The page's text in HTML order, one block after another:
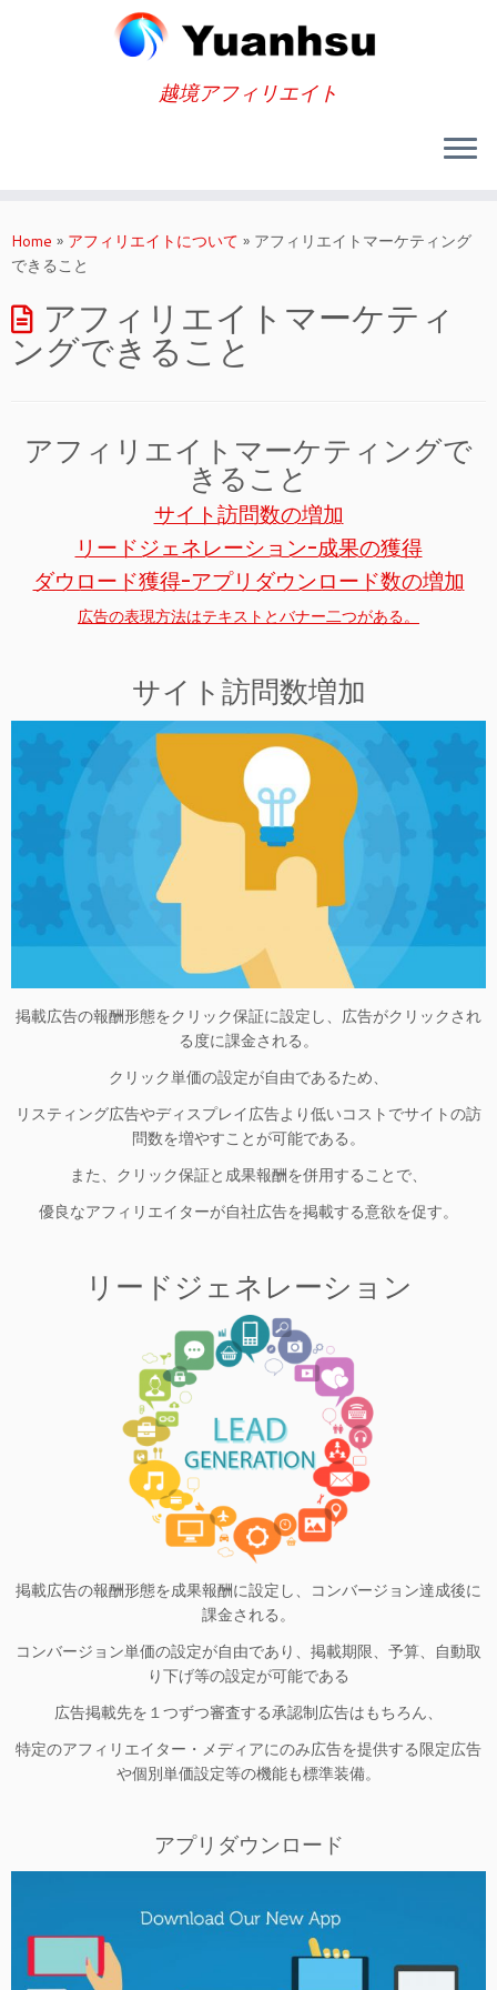
to
content
越境アフィリエイト
Home » アフィリエイトについて » アフィリエイトマーケティング
できること
アフィリエイトマーケティ
ングできること
アフィリエイトマーケティングで
きること
サイト訪問数の増加
リードジェネレーション-成果の獲得
ダウロード獲得-アプリダウンロード数の増加
広告の表現方法はテキストとバナー二つがある。
サイト訪問数増加
掲載広告の報酬形態をクリック保証に設定し、広告がクリックされ
る度に課金される。
クリック単価の設定が自由であるため、
リスティング広告やディスプレイ広告より低いコストでサイトの訪
問数を増やすことが可能である。
また、クリック保証と成果報酬を併用することで、
優良なアフィリエイターが自社広告を掲載する意欲を促す。
リードジェネレーション
掲載広告の報酬形態を成果報酬に設定し、コンバージョン達成後に
課金される。
コンバージョン単価の設定が自由であり、掲載期限、予算、自動取
り下げ等の設定が可能である
広告掲載先を１つずつ審査する承認制広告はもちろん、
特定のアフィリエイター・メディアにのみ広告を提供する限定広告
や個別単価設定等の機能も標準装備。
アプリダウンロード